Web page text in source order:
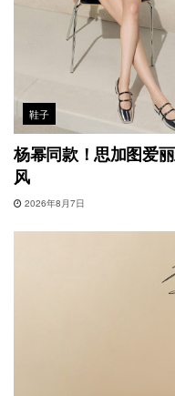
鞋子
杨幂同款！思加图爱
风
2026年8月7日